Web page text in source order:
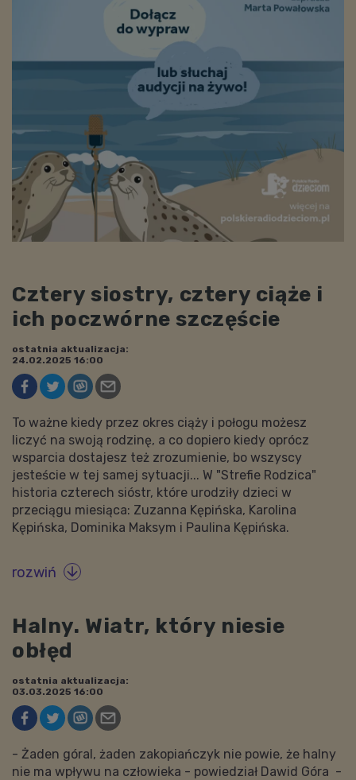
Cztery siostry, cztery ciąże i
ich poczwórne szczęście
ostatnia aktualizacja:
24.02.2025 16:00
To ważne kiedy przez okres ciąży i połogu możesz
liczyć na swoją rodzinę, a co dopiero kiedy oprócz
wsparcia dostajesz też zrozumienie, bo wszyscy
jesteście w tej samej sytuacji... W "Strefie Rodzica"
historia czterech sióstr, które urodziły dzieci w
przeciągu miesiąca: Zuzanna Kępińska, Karolina
Kępińska, Dominika Maksym i Paulina Kępińska.
rozwiń 
Halny. Wiatr, który niesie
obłęd
ostatnia aktualizacja:
03.03.2025 16:00
- Żaden góral, żaden zakopiańczyk nie powie, że halny
nie ma wpływu na człowieka - powiedział Dawid Góra -